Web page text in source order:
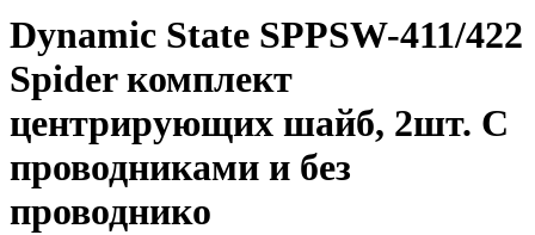
Dynamic State SPPSW-411/422
Spider комплект
центрирующих шайб, 2шт. С
проводниками и без
проводнико